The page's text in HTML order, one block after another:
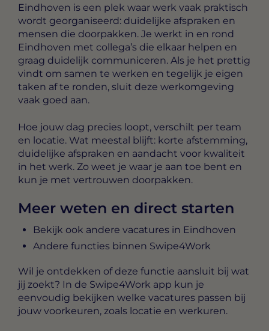
Eindhoven is een plek waar werk vaak praktisch
wordt georganiseerd: duidelijke afspraken en
mensen die doorpakken. Je werkt in en rond
Eindhoven met collega’s die elkaar helpen en
graag duidelijk communiceren. Als je het prettig
vindt om samen te werken en tegelijk je eigen
taken af te ronden, sluit deze werkomgeving
vaak goed aan.
Hoe jouw dag precies loopt, verschilt per team
en locatie. Wat meestal blijft: korte afstemming,
duidelijke afspraken en aandacht voor kwaliteit
in het werk. Zo weet je waar je aan toe bent en
kun je met vertrouwen doorpakken.
Meer weten en direct starten
Bekijk ook andere vacatures in Eindhoven
Andere functies binnen Swipe4Work
Wil je ontdekken of deze functie aansluit bij wat
jij zoekt? In de Swipe4Work app kun je
eenvoudig bekijken welke vacatures passen bij
jouw voorkeuren, zoals locatie en werkuren.